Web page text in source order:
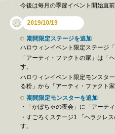
今後は毎月の季節イベント開始直
2019/10/19
期間限定ステージを追加
ハロウィンイベント限定ステージ
「アーティ・ファクトの家」は「
す。
ハロウィンイベント限定モンスタ
る粉」から「アーティ・ファクト
期間限定モンスターを追加
・「かぼちゃの夜会」に「アーテ
・すごろくステージ1 「ヘラクレ
す。